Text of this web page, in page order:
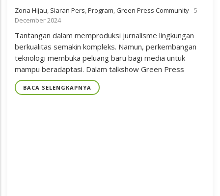
Zona Hijau, Siaran Pers,Program,Green Press Community-5
December 2024
Tantangan dalam memproduksi jurnalisme lingkungan
berkualitas semakin kompleks. Namun, perkembangan
teknologi membuka peluang baru bagi media untuk
mampu beradaptasi. Dalam talkshow Green Press
BACA SELENGKAPNYA